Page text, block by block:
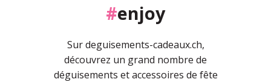
#enjoy
Sur deguisements-cadeaux.ch,
découvrez un grand nombre de
déguisements et accessoires de fête